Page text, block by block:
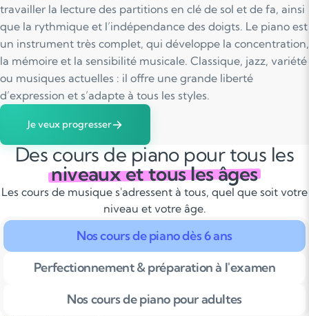
travailler la lecture des partitions en clé de sol et de fa, ainsi
que la rythmique et l’indépendance des doigts. Le piano est
un instrument très complet, qui développe la concentration,
la mémoire et la sensibilité musicale. Classique, jazz, variété
ou musiques actuelles : il offre une grande liberté
d’expression et s’adapte à tous les styles.
Je veux progresser
Des cours de piano pour tous les
niveaux et tous les âges
Les cours de musique s'adressent à tous, quel que soit votre
niveau et votre âge.
Nos cours de piano dès 6 ans
Perfectionnement & préparation à l'examen
Nos cours de piano pour adultes